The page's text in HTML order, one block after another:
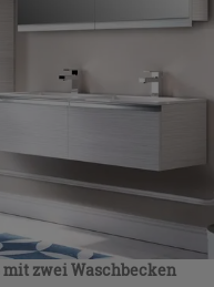
mit zwei Waschbecken